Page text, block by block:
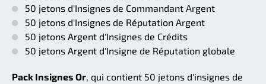
50 jetons d'Insignes de Commandant Argent
50 jetons d'Insignes de Réputation Argent
50 jetons Argent d'Insignes de Crédits
50 jetons Argent d'Insigne de Réputation globale
Pack Insignes Or , qui contient 50 jetons d'insignes de